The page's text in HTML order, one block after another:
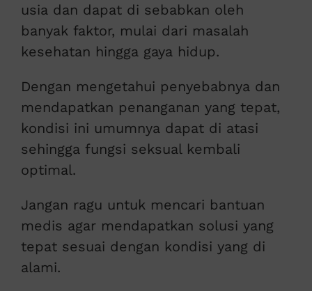
usia dan dapat di sebabkan oleh
banyak faktor, mulai dari masalah
kesehatan hingga gaya hidup.
Dengan mengetahui penyebabnya dan
mendapatkan penanganan yang tepat,
kondisi ini umumnya dapat di atasi
sehingga fungsi seksual kembali
optimal.
Jangan ragu untuk mencari bantuan
medis agar mendapatkan solusi yang
tepat sesuai dengan kondisi yang di
alami.